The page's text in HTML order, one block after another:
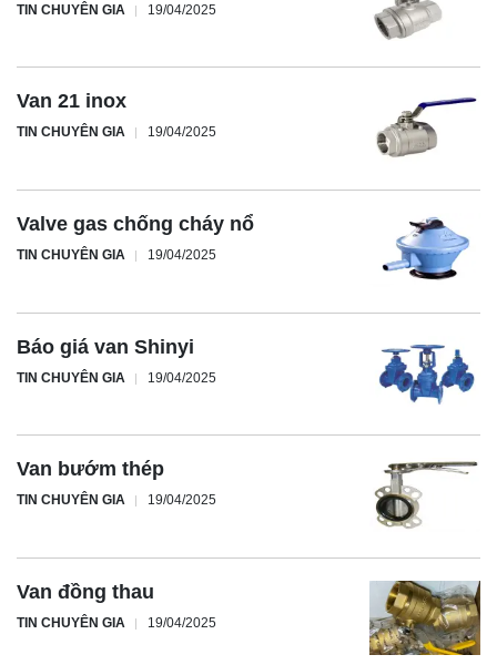
TIN CHUYÊN GIA 19/04/2025
Van 21 inox
TIN CHUYÊN GIA 19/04/2025
Valve gas chống cháy nổ
TIN CHUYÊN GIA 19/04/2025
Báo giá van Shinyi
TIN CHUYÊN GIA 19/04/2025
Van bướm thép
TIN CHUYÊN GIA 19/04/2025
Van đồng thau
TIN CHUYÊN GIA 19/04/2025